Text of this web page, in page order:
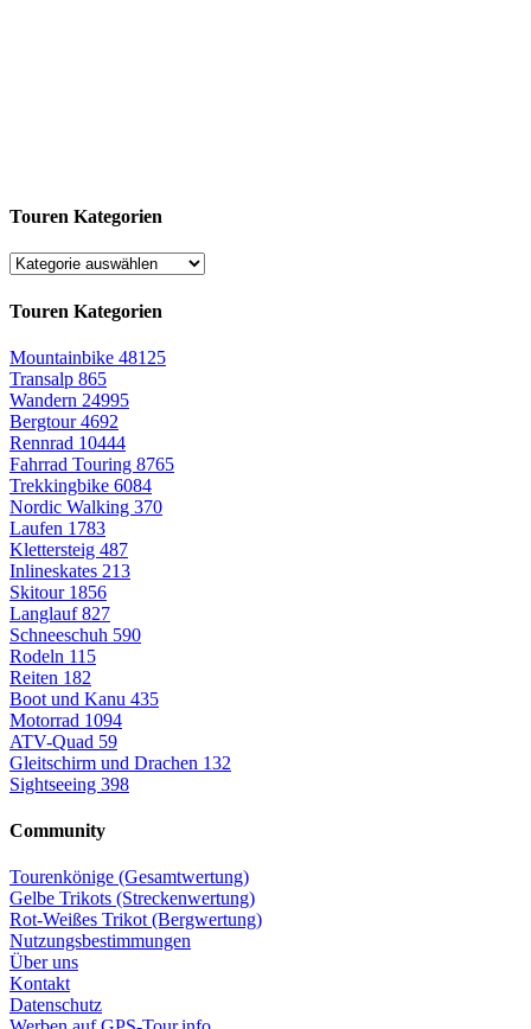
Touren Kategorien
Touren Kategorien
Mountainbike 48125
Transalp 865
Wandern 24995
Bergtour4692
Rennrad 10444
Fahrrad Touring 8765
Trekkingbike 6084
Nordic Walking 370
Laufen 1783
Klettersteig 487
Inlineskates 213
Skitour 1856
Langlauf827
Schneeschuh 590
Rodeln 115
Reiten 182
Boot und Kanu 435
Motorrad 1094
ATV-Quad 59
Gleitschirm und Drachen 132
Sightseeing 398
Community
Tourenkönige (Gesamtwertung)
Gelbe Trikots (Streckenwertung)
Rot-Weißes Trikot (Bergwertung)
Nutzungsbestimmungen
Über uns
Kontakt
Datenschutz